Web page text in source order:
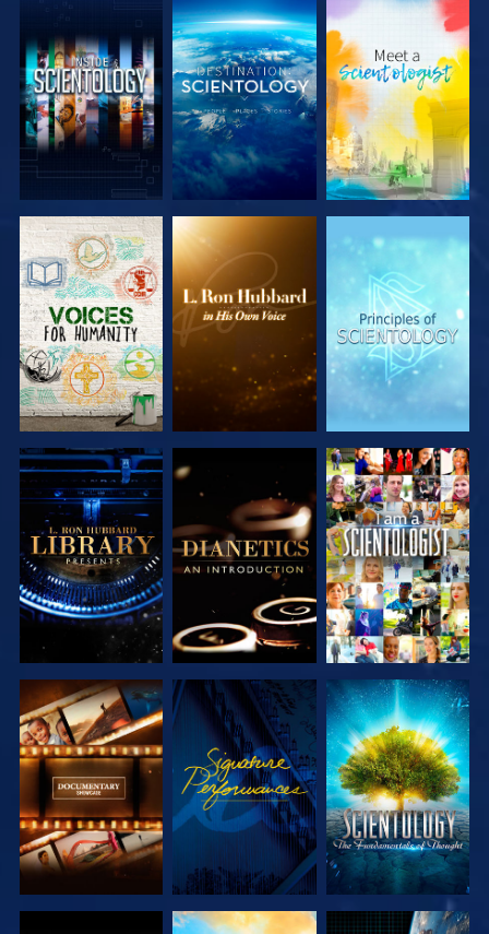
DÉCOUVRIR
LES SÉRIES
DÉCOUVRIR
LES SÉRIES
DÉCOUVRIR
LES SÉRIES
DÉCOUVRIR
LES SÉRIES
DÉCOUVRIR
LES SÉRIES
REGARDER
DÉCOUVRIR
LES SÉRIES
REGARDER
DÉCOUVRIR
LES SÉRIES